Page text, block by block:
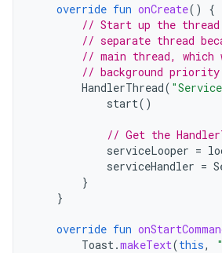
override fun onCreate()
{
// Start up the
// separate thread
// main thread, which
// background
HandlerThread(
start()
// Get the
serviceLooper =
serviceHandler =
}
}
override fun
Toast.makeText(this,